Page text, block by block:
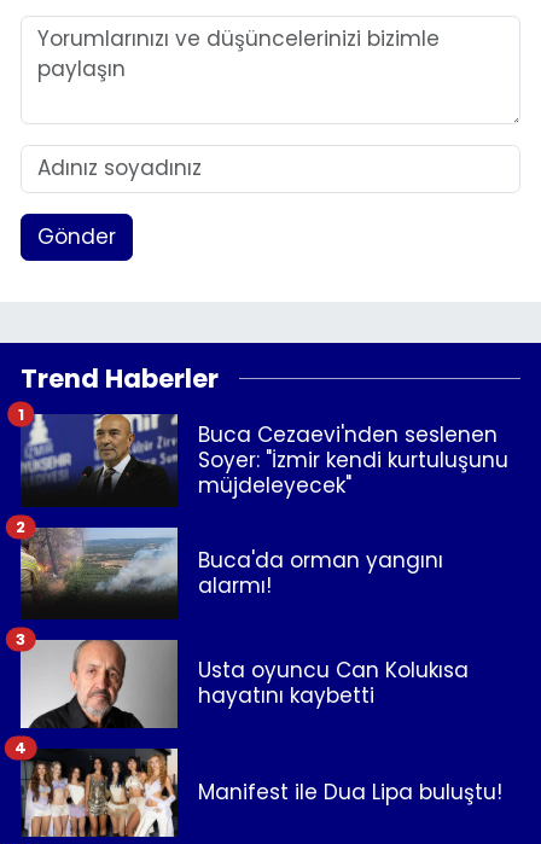
Gönder
Trend Haberler
Buca Cezaevi'nden seslenen
Soyer: "İzmir kendi kurtuluşunu
müjdeleyecek"
1
Buca'da orman yangını
alarmı!
2
Usta oyuncu Can Kolukısa
hayatını kaybetti
3
Manifest ile Dua Lipa buluştu!
4